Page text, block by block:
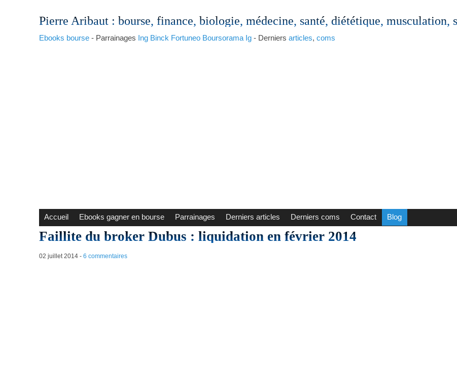
Pierre Aribaut: bourse, finance, biologie, médecine, santé, diététique, musculation,
Ebooks bourse- Parrainages Ing Binck Fortuneo Boursorama Ig- Derniers articles, coms
Accueil Ebooks gagner en bourse Parrainages Derniers articles Derniers coms Contact Blog
Faillite du broker Dubus : liquidation en février 2014
02 juillet 2014- 6 commentaires